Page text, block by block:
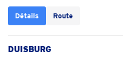
Détails Route
DUISBURG